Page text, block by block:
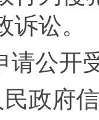
讼。
请公开
政府